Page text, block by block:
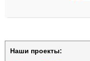
Наши проекты: